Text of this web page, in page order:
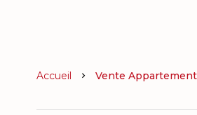
Accueil Vente Appartement